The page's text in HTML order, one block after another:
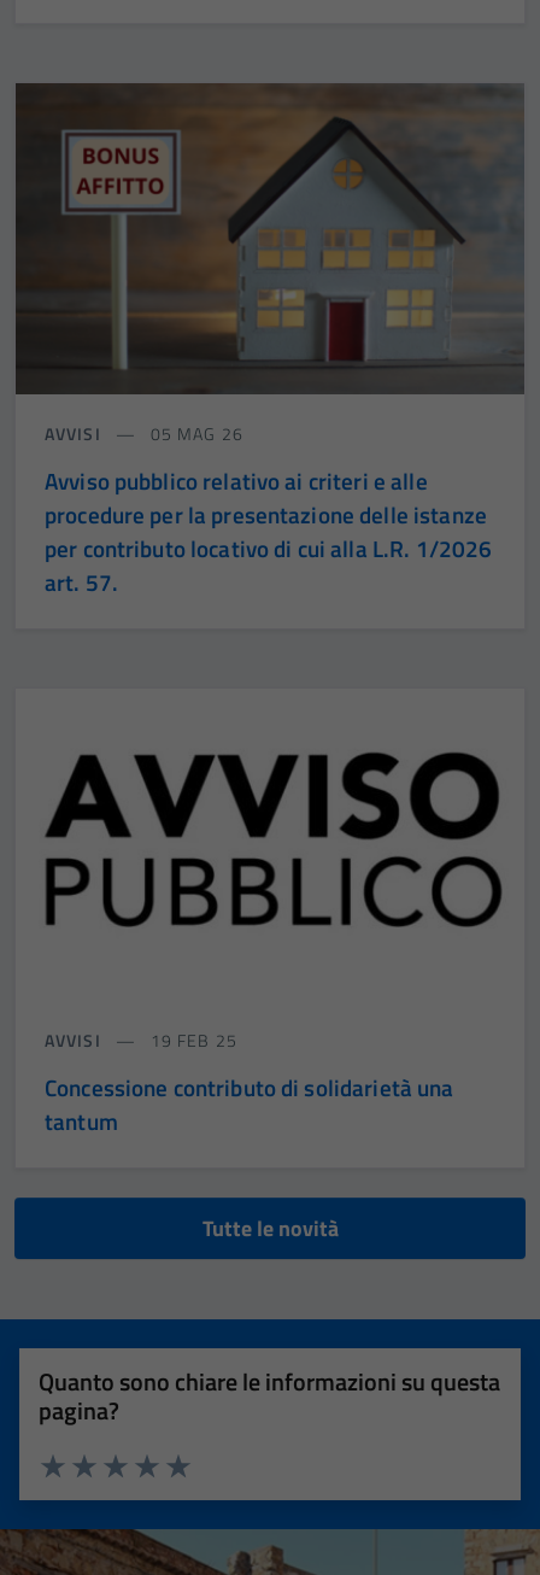
AVVISI 05 MAG 26
Avviso pubblico relativo ai criteri e alle
procedure per la presentazione delle istanze
per contributo locativo di cui alla L.R. 1/2026
art. 57.
AVVISI 19 FEB 25
Concessione contributo di solidarietà una
tantum
Tutte le novità
Quanto sono chiare le informazioni su questa
pagina?
Valuta 5 stelle su 5
Valuta 4 stelle su 5
Valuta 3 stelle su 5
Valuta 2 stelle su 5
Valuta 1 stelle su 5